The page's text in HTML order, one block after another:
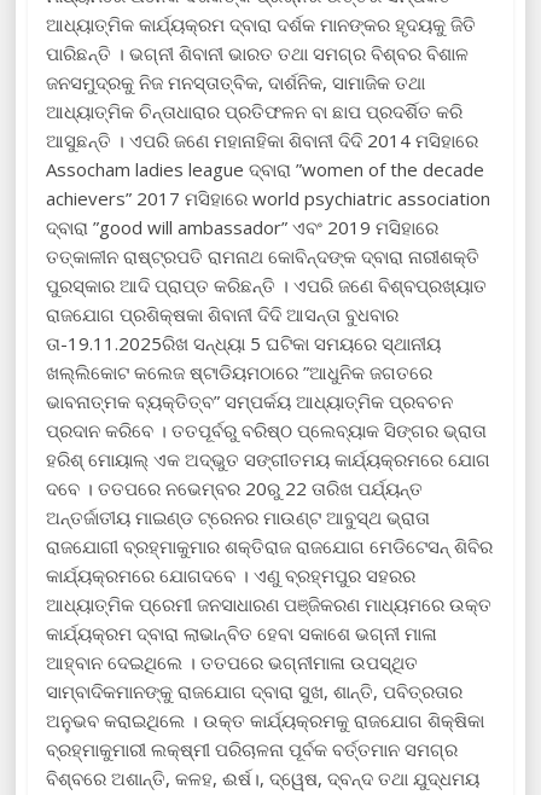
ଆଧ୍ୟାତ୍ମିକ କାର୍ଯ୍ୟକ୍ରମ ଦ୍ବାରା ଦର୍ଶକ ମାନଙ୍କର ହୃଦୟକୁ ଜିତି
ପାରିଛନ୍ତି । ଭଗ୍ନୀ ଶିବାନୀ ଭାରତ ତଥା ସମଗ୍ର ବିଶ୍ବର ବିଶାଳ
ଜନସମୁଦ୍ରକୁ ନିଜ ମନସ୍ତାତ୍ବିକ, ଦାର୍ଶନିକ, ସାମାଜିକ ତଥା
ଆଧ୍ୟାତ୍ମିକ ଚିନ୍ତାଧାରାର ପ୍ରତିଫଳନ ବା ଛାପ ପ୍ରଦର୍ଶିତ କରି
ଆସୁଛନ୍ତି । ଏପରି ଜଣେ ମହାନାହିକା ଶିବାନୀ ଦିଦି 2014 ମସିହାରେ
Assocham ladies league ଦ୍ବାରା ”women of the decade
achievers” 2017 ମସିହାରେ world psychiatric association
ଦ୍ବାରା ”good will ambassador” ଏବଂ 2019 ମସିହାରେ
ତତ୍କାଳୀନ ରାଷ୍ଟ୍ରପତି ରାମନାଥ କୋବିନ୍ଦଙ୍କ ଦ୍ବାରା ନାରୀଶକ୍ତି
ପୁରସ୍କାର ଆଦି ପ୍ରାପ୍ତ କରିଛନ୍ତି । ଏପରି ଜଣେ ବିଶ୍ବପ୍ରଖ୍ୟାତ
ରାଜଯୋଗ ପ୍ରଶିକ୍ଷକା ଶିବାନୀ ଦିଦି ଆସନ୍ତା ବୁଧବାର
ତା-19.11.2025ରିଖ ସନ୍ଧ୍ୟା 5 ଘଟିକା ସମୟରେ ସ୍ଥାନୀୟ
ଖଲ୍ଲିକୋଟ କଲେଜ ଷ୍ଟାଡିୟମଠାରେ ”ଆଧୁନିକ ଜଗତରେ
ଭାବନାତ୍ମକ ବ୍ୟକ୍ତିତ୍ବ” ସମ୍ପର୍କୟ ଆଧ୍ୟାତ୍ମିକ ପ୍ରବଚନ
ପ୍ରଦାନ କରିବେ । ତତପୂର୍ବରୁ ବରିଷ୍ଠ ପ୍ଲେବ୍ୟାକ ସିଙ୍ଗର ଭ୍ରାତା
ହରିଶ୍ ମୋୟାଲ୍ ଏକ ଅଦ୍ଭୁତ ସଙ୍ଗୀତମୟ କାର୍ଯ୍ୟକ୍ରମରେ ଯୋଗ
ଦବେ । ତତପରେ ନଭେମ୍ବର 20ରୁ 22 ତାରିଖ ପର୍ଯ୍ୟନ୍ତ
ଅନ୍ତର୍ଜାତୀୟ ମାଇଣ୍ଡ ଟ୍ରେନର ମାଉଣ୍ଟ ଆବୁସ୍ଥ ଭ୍ରାତା
ରାଜଯୋଗୀ ବ୍ରହ୍ମାକୁମାର ଶକ୍ତିରାଜ ରାଜଯୋଗ ମେଡିଟେସନ୍ ଶିବିର
କାର୍ଯ୍ୟକ୍ରମରେ ଯୋଗଦବେ । ଏଣୁ ବ୍ରହ୍ମପୁର ସହରର
ଆଧ୍ୟାତ୍ମିକ ପ୍ରେମୀ ଜନସାଧାରଣ ପଞ୍ଜିକରଣ ମାଧ୍ୟମରେ ଉକ୍ତ
କାର୍ଯ୍ୟକ୍ରମ ଦ୍ବାରା ଲାଭାନ୍ବିତ ହେବା ସକାଶେ ଭଗ୍ନୀ ମାଳା
ଆହ୍ବାନ ଦେଇଥିଲେ । ତତପରେ ଭଗ୍ନୀମାଳା ଉପସ୍ଥିତ
ସାମ୍ବାଦିକମାନଙ୍କୁ ରାଜଯୋଗ ଦ୍ବାରା ସୁଖ, ଶାନ୍ତି, ପବିତ୍ରତାର
ଅନୁଭବ କରାଇଥିଲେ । ଉକ୍ତ କାର୍ଯ୍ୟକ୍ରମକୁ ରାଜଯୋଗ ଶିକ୍ଷିକା
ବ୍ରହ୍ମାକୁମାରୀ ଲକ୍ଷ୍ମୀ ପରିଚାଳନା ପୂର୍ବକ ବର୍ତ୍ତମାନ ସମଗ୍ର
ବିଶ୍ବରେ ଅଶାନ୍ତି, କଳହ, ଈର୍ଷ।, ଦ୍ୱେଷ, ଦ୍ବନ୍ଦ ତଥା ଯୁଦ୍ଧମୟ